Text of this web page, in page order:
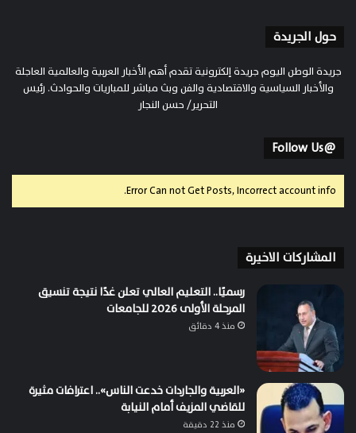
حول الجريدة
جريدة الوطن اليوم جريدة إلكترونية تقدم أهم الأخبار العربية والعالمية العاجلة
والأخبار السياسية والاقتصادية والفن وبث مباشر للمباريات والحوادث. رئيس
التحرير/ حسن النجار
@Follow Us
Error Can not Get Posts, Incorrect account info.
المشاركات الاخيرة
رسميًا.. التعليم العالي تعلن غدًا نتيجة تنسيق
المرحلة الأولى 2026 للجامعات
منذ 4 دقائق
«العربية والجاردات خدعت الناس».. اعترافات مثيرة
للقاضي المزيف أمام النيابة
منذ 22 دقيقة